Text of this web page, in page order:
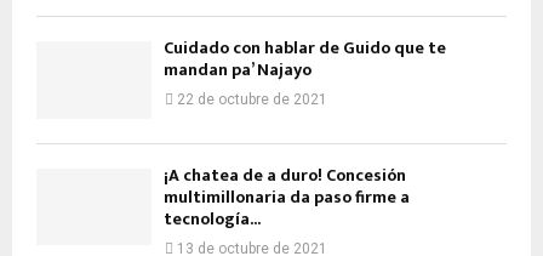
Cuidado con hablar de Guido que te
mandan pa’ Najayo
22 de octubre de 2021
¡A chatea de a duro! Concesión
multimillonaria da paso firme a
tecnología...
13 de octubre de 2021